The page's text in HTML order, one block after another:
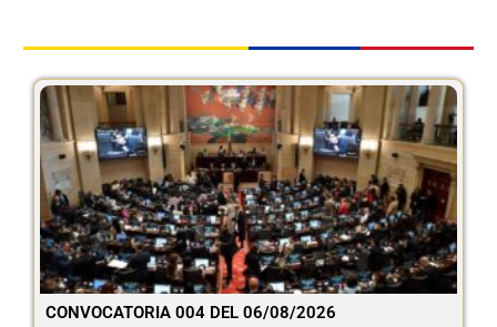
CONVOCATORIA 004 DEL 06/08/2026